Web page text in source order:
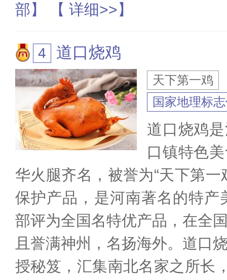
部】
【 详细>>】
道口烧鸡
天下第一鸡
国家地理标
道口烧鸡
口镇特色
华火腿齐名，被誉为“天下第一
保护产品，是河南著名的特产
部评为全国名特优产品，在全
且誉满神州，名扬海外。道口
授秘笈，汇集南北名家之所长